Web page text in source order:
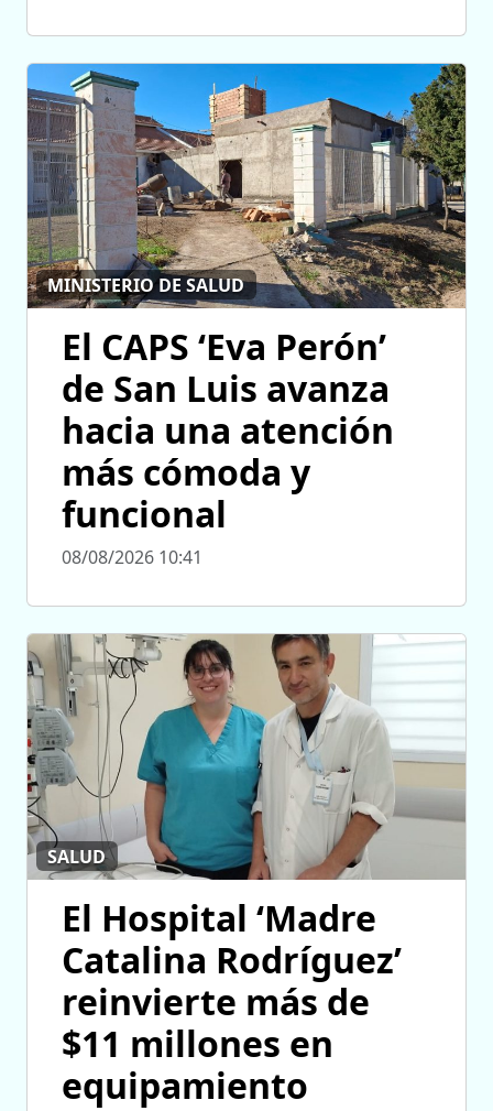
MINISTERIO DE SALUD
El CAPS ‘Eva Perón’
de San Luis avanza
hacia una atención
más cómoda y
funcional
08/08/2026 10:41
SALUD
El Hospital ‘Madre
Catalina Rodríguez’
reinvierte más de
$11 millones en
equipamiento